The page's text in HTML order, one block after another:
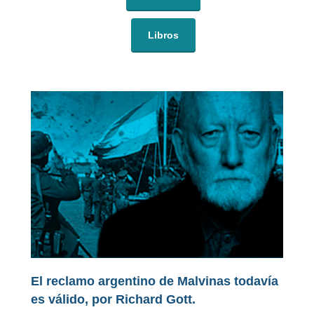
Libros
El reclamo argentino de Malvinas todavía
es válido, por Richard Gott.